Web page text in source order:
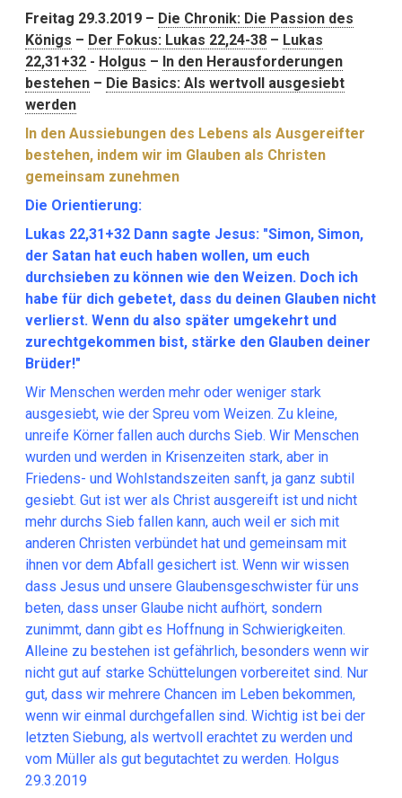
Freitag 29.3.2019 – Die Chronik: Die Passion des
Königs – Der Fokus: Lukas 22,24-38 – Lukas
22,31+32 - Holgus – In den Herausforderungen
bestehen – Die Basics: Als wertvoll ausgesiebt
werden
In den Aussiebungen des Lebens als Ausgereifter
bestehen, indem wir im Glauben als Christen
gemeinsam zunehmen
Die Orientierung:
Lukas 22,31+32 Dann sagte Jesus: "Simon, Simon,
der Satan hat euch haben wollen, um euch
durchsieben zu können wie den Weizen. Doch ich
habe für dich gebetet, dass du deinen Glauben nicht
verlierst. Wenn du also später umgekehrt und
zurechtgekommen bist, stärke den Glauben deiner
Brüder!"
Wir Menschen werden mehr oder weniger stark
ausgesiebt, wie der Spreu vom Weizen. Zu kleine,
unreife Körner fallen auch durchs Sieb. Wir Menschen
wurden und werden in Krisenzeiten stark, aber in
Friedens- und Wohlstandszeiten sanft, ja ganz subtil
gesiebt. Gut ist wer als Christ ausgereift ist und nicht
mehr durchs Sieb fallen kann, auch weil er sich mit
anderen Christen verbündet hat und gemeinsam mit
ihnen vor dem Abfall gesichert ist. Wenn wir wissen
dass Jesus und unsere Glaubensgeschwister für uns
beten, dass unser Glaube nicht aufhört, sondern
zunimmt, dann gibt es Hoffnung in Schwierigkeiten.
Alleine zu bestehen ist gefährlich, besonders wenn wir
nicht gut auf starke Schüttelungen vorbereitet sind. Nur
gut, dass wir mehrere Chancen im Leben bekommen,
wenn wir einmal durchgefallen sind. Wichtig ist bei der
letzten Siebung, als wertvoll erachtet zu werden und
vom Müller als gut begutachtet zu werden. Holgus
29.3.2019